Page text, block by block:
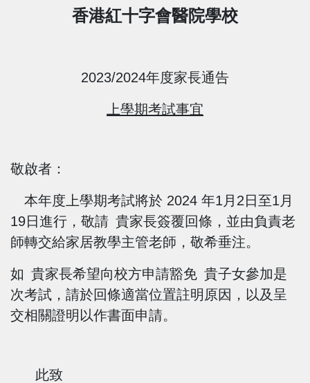
香港紅十字會醫院學校
2023/2024年度家長通告
上學期考試事宜
敬啟者：
本年度上學期考試將於 2024 年1 月 2 日至1 月
19日進行，敬請 貴家長簽覆回條，並由負責老
師轉交給家居教學主管老師，敬希垂注。
如 貴家長希望向校方申請豁免 貴子女參加是
次考試，請於回條適當位置註明原因，以及呈
交相關證明以作書面申請。
此致